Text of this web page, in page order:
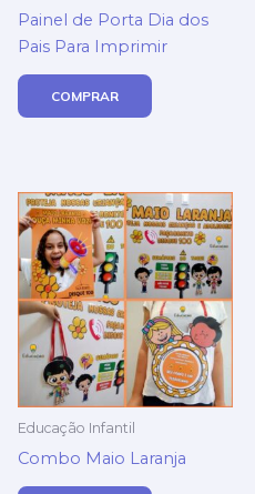
Painel de Porta Dia dos
Pais Para Imprimir
COMPRAR
Educação Infantil
Combo Maio Laranja